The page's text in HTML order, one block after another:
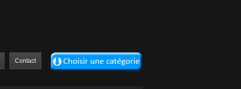
Contact